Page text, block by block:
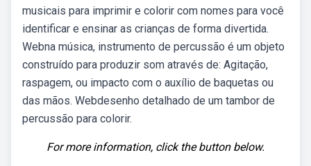
musicais para imprimir e colorir com nomes para você
identificar e ensinar as crianças de forma divertida.
Webna música, instrumento de percussão é um objeto
construído para produzir som através de: Agitação,
raspagem, ou impacto com o auxílio de baquetas ou
das mãos. Webdesenho detalhado de um tambor de
percussão para colorir.
For more information, click the button below.